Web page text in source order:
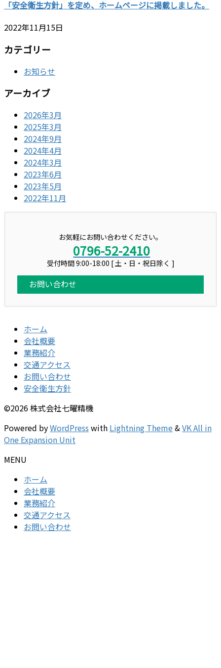
「安全衛生方針」を定め、ホームページに掲載しました。
2022年11月15日
カテゴリー
お知らせ
アーカイブ
2026年3月
2025年3月
2024年9月
2024年4月
2024年3月
2023年6月
2023年5月
2022年11月
お気軽にお問い合わせください。
0796-52-2410
受付時間 9:00-18:00 [ 土・日・祝日除く ]
お問い合わせ
ホーム
会社概要
業務紹介
交通アクセス
お問い合わせ
安全衛生方針
©2026 株式会社七曜精機
Powered byWordPress with Lightning Theme&VK All in
One Expansion Unit
MENU
ホーム
会社概要
業務紹介
交通アクセス
お問い合わせ